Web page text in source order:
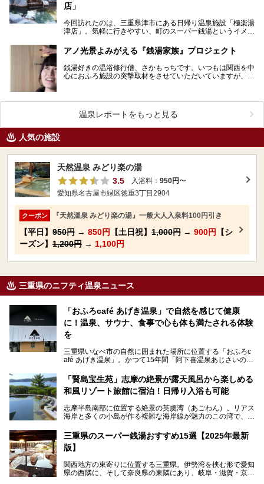
店」
今回訪れたのは、三重県津市にある日帰り温泉施設「極楽湯
津店」。気軽に行きやすい、町のスーパー銭湯というイメー
アノ光景よみがえる『銭湯家族』プロジェクト
銭湯好きの温浴修行僧、さかもっちです。いつもは関西を中
心におふろ施設の突撃取材をさせていただいていますが、今
温泉レポートをもっと見る
人気の施設
天然温泉 みどり楽の湯
3.5
入浴料： 950円〜
愛知県名古屋市緑区徳重3丁目2904
クーポン 『天然温泉 みどり楽の湯』一般大人入泉料100円引き
【平日】 950円 → 850円 【土日祝】 1,000円 → 900円
【シ
ーズン】 1,200円 → 1,100円
三重県のニフティ温泉ニュース
「おふろcafé あげき温泉」で自然を感じて健康
に！温泉、サウナ、食事で心も体も満たされる体験
を
三重県いなべ市の自然に囲まれた場所に位置する「おふろc
afé あげき温泉」。かつて15年間「阿下喜温泉あじさいの
泊が楽しめる施設として2024年4月に新しく生まれ変わりま
した！
ていた施設……。今回は、地元の方から観光客まで楽しめる
「おふろcafé あげき温泉」をじっくりご紹介していきま
「賢島宝生苑」志摩の絶景が露天風呂から楽しめる
和風リゾート旅館に宿泊！日帰り入浴も可能
志摩半島南部に位置する絶景の英虞湾（あごわん）。リアス
海岸と多くの小島が作る複雑な海岸線が魅力のこの湾で、最
らも英虞湾が一望できる人気の旅館「賢島宝生苑（かしこじ
まほうじょうえん）」をご紹介します。日帰り入浴もできま
すよ！
───
提供元：賢島宝生苑【PR】
三重県のスーパー銭湯おすすめ15選【2025年最新
版】
関西地方の東寄りに位置する三重県。伊勢湾を挟む形で愛知
県の西隣に、そして奈良県の東隣にあり、岐阜・滋賀・京